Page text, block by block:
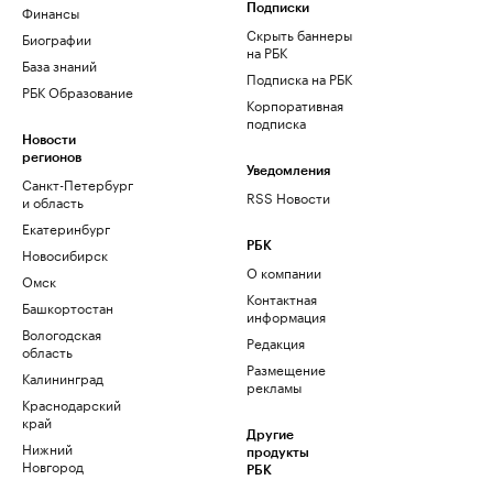
Финансы
Биографии
База знаний
РБК Образование
Новости
регионов
Санкт-Петербург
и область
Екатеринбург
Новосибирск
Омск
Башкортостан
Вологодская
область
Калининград
Краснодарский
край
Нижний
Новгород
Подписки
Скрыть баннеры
на РБК
Подписка на РБК
Корпоративная
подписка
Уведомления
RSS Новости
РБК
О компании
Контактная
информация
Редакция
Размещение
рекламы
Другие
продукты
РБК